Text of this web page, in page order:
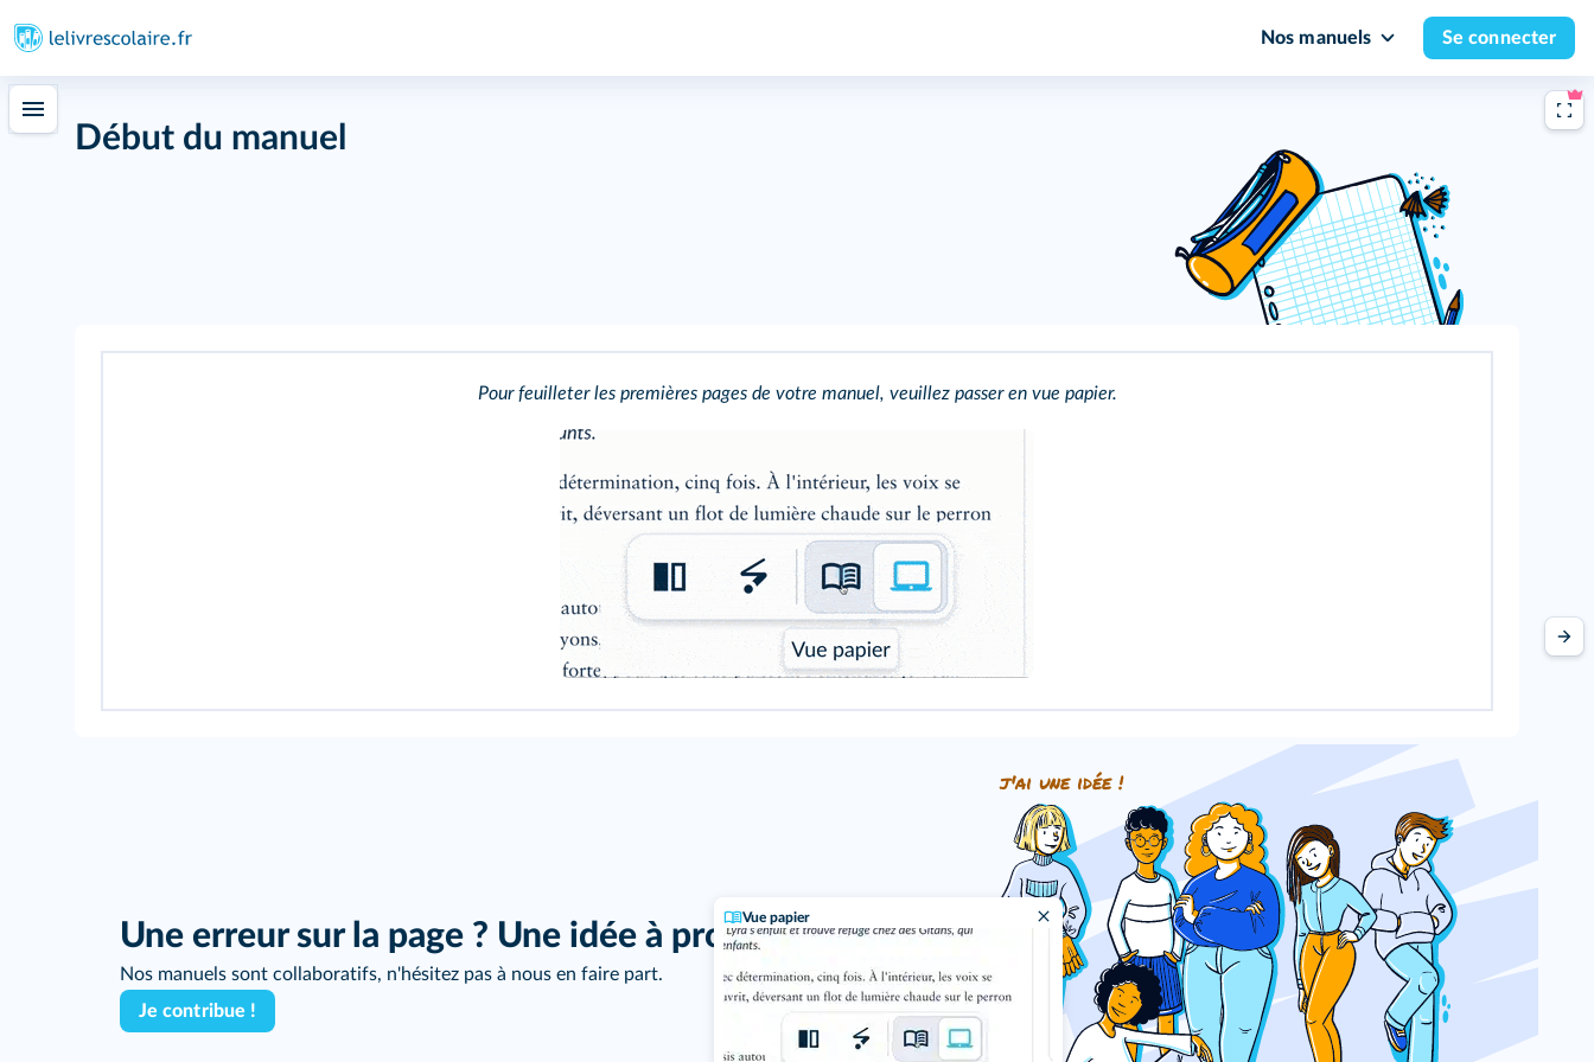
Nos manuels Se connecter
Vue papier
Début du manuel
Pour feuilleter les premières pages de votre manuel, veuillez passer en vue papier.
Une erreur sur la page ? Une idée à proposer ?
Nos manuels sont collaboratifs, n'hésitez pas à nous en faire part.
Je contribue !
j'ai une idée !